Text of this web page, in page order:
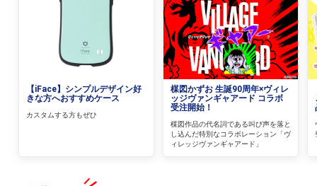
【iFace】シンプルデザイン好
きな方へおすすめケース
カスタムする方もぜひ
楳図かずお 生誕90周年×ヴィレ
ッジヴァンギャアード コラボ
受注開始！
楳図作品の代名詞である叫び声を落と
し込んだ特別なコラボレーション「ヴ
ィレッジヴァンギャアード」